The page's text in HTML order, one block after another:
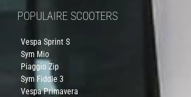
POPULAIRE SCOOTERS
Vespa Sprint S
Sym Mio
Piaggio Zip
Sym Fiddle 3
Vespa Primavera